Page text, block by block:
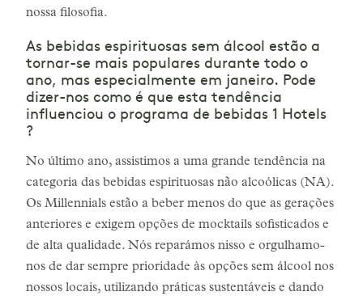
nossa filosofia.
As bebidas espirituosas sem álcool estão a
tornar-se mais populares durante todo o
ano, mas especialmente em janeiro. Pode
dizer-nos como é que esta tendência
influenciou o programa de bebidas 1 Hotels
?
No último ano, assistimos a uma grande tendência na
categoria das bebidas espirituosas não alcoólicas (NA).
Os Millennials estão a beber menos do que as gerações
anteriores e exigem opções de mocktails sofisticados e
de alta qualidade. Nós reparámos nisso e orgulhamo-
nos de dar sempre prioridade às opções sem álcool nos
nossos locais, utilizando práticas sustentáveis e dando